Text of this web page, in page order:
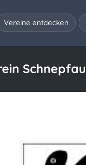
Vereine entdecken
Schnepfau